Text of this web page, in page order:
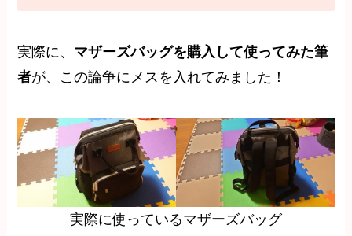
実際に、 マザーズバッグを購入して使ってみた筆
者が、この論争にメスを入れてみました！
実際に使っているマザーズバッグ